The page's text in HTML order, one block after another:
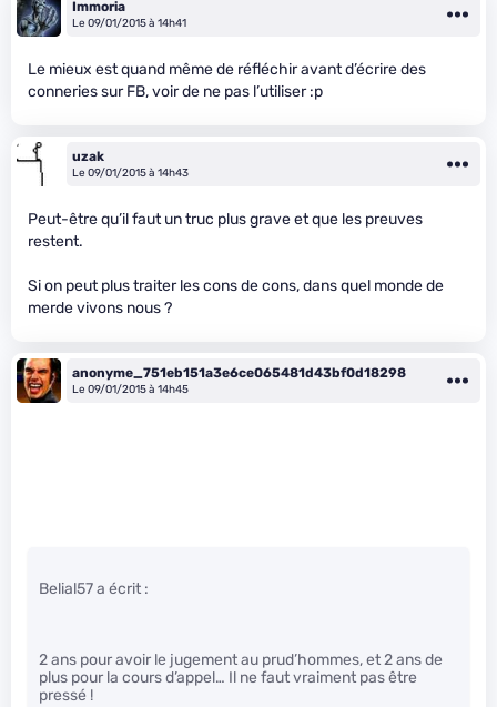
Immoria
Le 09/01/2015 à 14h41
Le mieux est quand même de réfléchir avant d’écrire des
conneries sur FB, voir de ne pas l’utiliser :p
uzak
Le 09/01/2015 à 14h43
Peut-être qu’il faut un truc plus grave et que les preuves
restent.
Si on peut plus traiter les cons de cons, dans quel monde de
merde vivons nous ?
anonyme_751eb151a3e6ce065481d43bf0d18298
Le 09/01/2015 à 14h45
Belial57 a écrit :
2 ans pour avoir le jugement au prud’hommes, et 2 ans de
plus pour la cours d’appel… Il ne faut vraiment pas être
pressé !